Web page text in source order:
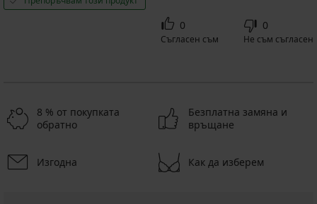
0
Съгласен съм
0
Не съм съгласен
8 % от покупката
обратно
Безплатна замяна и
връщане
Изгодна Как да изберем